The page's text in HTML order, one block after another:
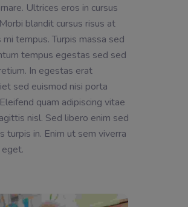
Ultrices eros in cursus
blandit cursus risus at
mi tempus. Turpis massa sed
tempus egestas sed sed
In egestas erat
sed euismod nisi porta
quam adipiscing vitae
nisl. Sed libero enim sed
turpis in. Enim ut sem viverra